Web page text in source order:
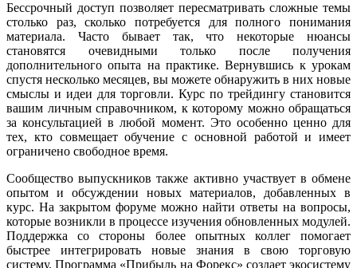
Бессрочный доступ позволяет пересматривать сложные темы
столько раз, сколько потребуется для полного понимания
материала. Часто бывает так, что некоторые нюансы
становятся очевидными только после получения
дополнительного опыта на практике. Вернувшись к урокам
спустя несколько месяцев, вы можете обнаружить в них новые
смыслы и идеи для торговли. Курс по трейдингу становится
вашим личным справочником, к которому можно обращаться
за консультацией в любой момент. Это особенно ценно для
тех, кто совмещает обучение с основной работой и имеет
ограничено свободное время.
Сообщество выпускников также активно участвует в обмене
опытом и обсуждении новых материалов, добавленных в
курс. На закрытом форуме можно найти ответы на вопросы,
которые возникли в процессе изучения обновленных модулей.
Поддержка со стороны более опытных коллег помогает
быстрее интегрировать новые знания в свою торговую
систему. Программа «Прибыль на Форекс» создает экосистему